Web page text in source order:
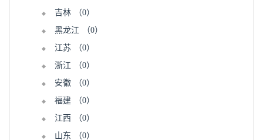
吉林
（0）
黑龙江
（0）
江苏
（0）
浙江
（0）
安徽
（0）
福建
（0）
江西
（0）
山东
（0）